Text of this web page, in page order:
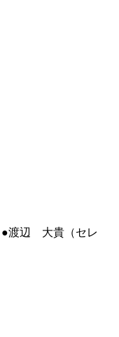
渡辺 大貴（セレ